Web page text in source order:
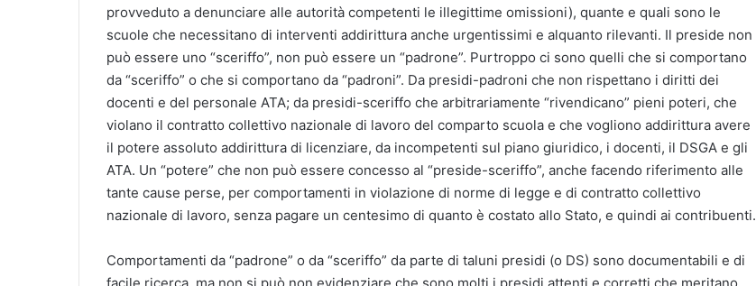
provveduto a denunciare alle autorità competenti le illegittime omissioni), quante e quali sono le
scuole che necessitano di interventi addirittura anche urgentissimi e alquanto rilevanti. Il preside non
può essere uno “sceriffo”, non può essere un “padrone”. Purtroppo ci sono quelli che si comportano
da “sceriffo” o che si comportano da “padroni”. Da presidi-padroni che non rispettano i diritti dei
docenti e del personale ATA; da presidi-sceriffo che arbitrariamente “rivendicano” pieni poteri, che
violano il contratto collettivo nazionale di lavoro del comparto scuola e che vogliono addirittura avere
il potere assoluto addirittura di licenziare, da incompetenti sul piano giuridico, i docenti, il DSGA e gli
ATA. Un “potere” che non può essere concesso al “preside-sceriffo”, anche facendo riferimento alle
tante cause perse, per comportamenti in violazione di norme di legge e di contratto collettivo
nazionale di lavoro, senza pagare un centesimo di quanto è costato allo Stato, e quindi ai contribuenti.
Comportamenti da “padrone” o da “sceriffo” da parte di taluni presidi (o DS) sono documentabili e di